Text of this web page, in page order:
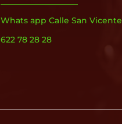
Whats app Calle San Vicente
622 78 28 28